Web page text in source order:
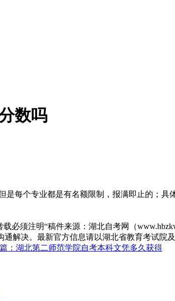
数吗
每个专业都是有名额限制，报满即止的；具
必须注明“稿件来源：湖北自考网（
解决。最新官方信息请以湖北省教育考试院
：湖北第二师范学院自考本科文凭多久获得